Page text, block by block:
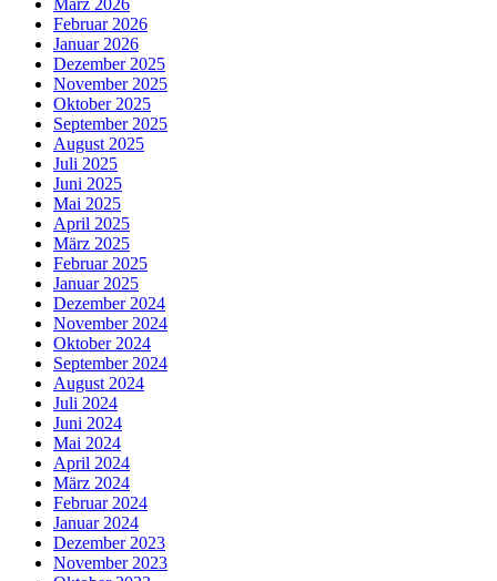
Februar 2026
Januar 2026
Dezember 2025
November 2025
Oktober 2025
September 2025
August 2025
Juli 2025
Juni 2025
Mai 2025
April 2025
März 2025
Februar 2025
Januar 2025
Dezember 2024
November 2024
Oktober 2024
September 2024
August 2024
Juli 2024
Juni 2024
Mai 2024
April 2024
März 2024
Februar 2024
Januar 2024
Dezember 2023
November 2023